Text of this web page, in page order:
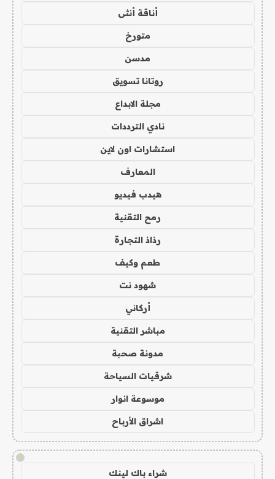
أناقة أنثى
متورخ
مدسن
روتانا تسويق
مجلة الابداع
نادي الترددات
استشارات اون لاين
المعارف
هيدب فيديو
رمح التقنية
رذاذ التجارة
طعم وكيف
شهود نت
أركاني
مباشر التقنية
مدونة صحبة
شرقيات السياحة
موسوعة انوار
اشراق الأرباح
!
شراء باك لينك